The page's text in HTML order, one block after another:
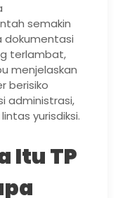
semakin
dokumentasi
terlambat,
menjelaskan
berisiko
administrasi,
yurisdiksi.
Itu TP